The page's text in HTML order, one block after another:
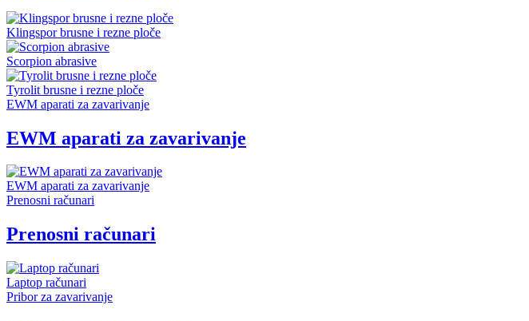
Klingspor brusne i rezne ploče
Scorpion abrasive
Tyrolit brusne i rezne ploče
EWM aparati za zavarivanje
EWM aparati za zavarivanje
EWM aparati za zavarivanje
Prenosni računari
Prenosni računari
Laptop računari
Pribor za zavarivanje